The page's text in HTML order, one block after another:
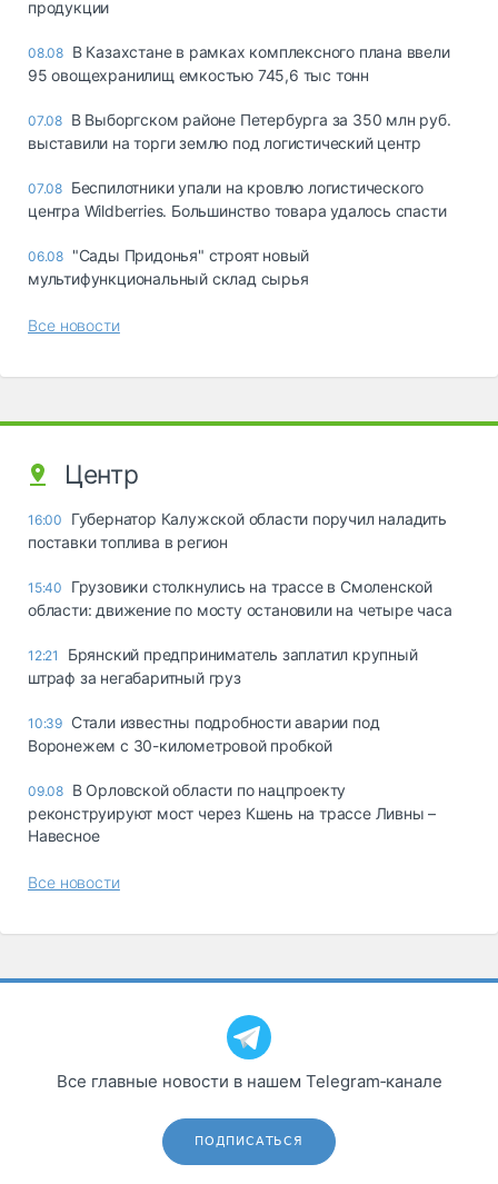
продукции
08.08 В Казахстане в рамках комплексного плана ввели
95 овощехранилищ емкостью 745,6 тыс тонн
07.08 В Выборгском районе Петербурга за 350 млн руб.
выставили на торги землю под логистический центр
07.08 Беспилотники упали на кровлю логистического
центра Wildberries. Большинство товара удалось спасти
06.08 "Сады Придонья" строят новый
мультифункциональный склад сырья
Все новости
Центр
16:00
Губернатор Калужской области поручил наладить
поставки топлива в регион
15:40
Грузовики столкнулись на трассе в Смоленской
области: движение по мосту остановили на четыре часа
12:21
Брянский предприниматель заплатил крупный
штраф за негабаритный груз
10:39 Стали известны подробности аварии под
Воронежем с 30-километровой пробкой
09.08 В Орловской области по нацпроекту
реконструируют мост через Кшень на трассе Ливны –
Навесное
Все новости
Все главные новости в нашем Telegram‑канале
ПОДПИСАТЬСЯ